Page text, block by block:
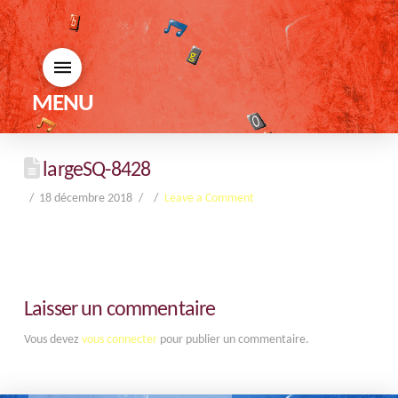
MENU
largeSQ-8428
18 décembre 2018 Leave a Comment
Laisser un commentaire
Vous devez vous connecterpour publier un commentaire.